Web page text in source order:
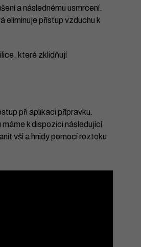
a následnému usmrcení.
eliminuje přístup vzduchu k
které zklidňují
při aplikaci přípravku.
k dispozici následující
vši a hnidy pomocí roztoku